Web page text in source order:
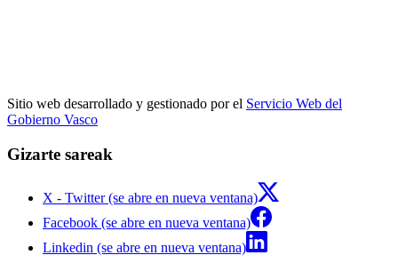
Sitio web desarrollado y gestionado por el Servicio Web del
Gobierno Vasco
Gizarte sareak
X - Twitter (se abre en nueva ventana)
Facebook (se abre en nueva ventana)
Linkedin (se abre en nueva ventana)